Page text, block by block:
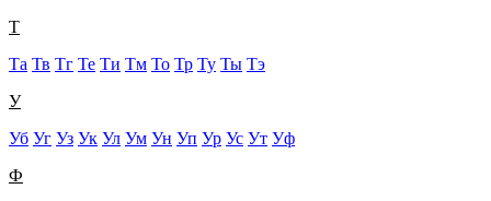
Т
Та Тв Тг Те Ти Тм То Тр Ту Ты Тэ
У
Уб Уг Уз Ук Ул Ум Ун Уп Ур Ус Ут Уф
Ф